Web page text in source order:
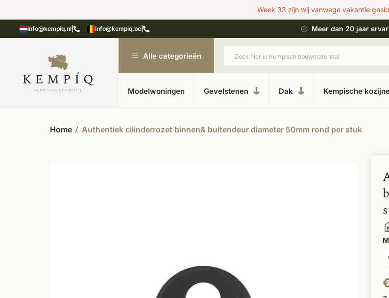
Week 33 zijn wij vanwege vakantie
info@kempiq.nl info@kempiq.be
in Kesteren Unieke materialen in kempische bouwstijl Meer dan 20 jaar
Alle categorieën
Modelwoningen Gevelstenen Dak Kempische
Home Authentiek cilinderrozet binnen& buitendeur diameter 50mm rond per stuk